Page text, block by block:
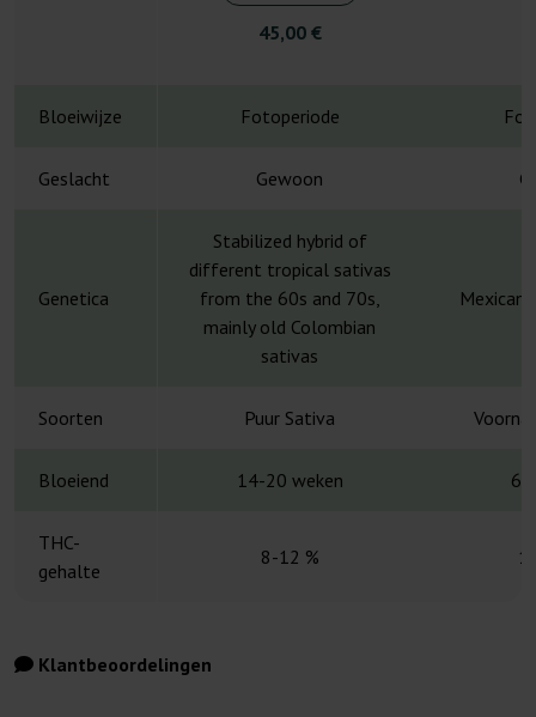
45,00 €
Bloeiwijze Fotoperiode
Geslacht Gewoon
Genetica
Stabilized hybrid of
different tropical sativas
from the 60s and 70s,
mainly old Colombian
sativas
Mexican
Soorten Puur Sativa
Bloeiend 14-20 weken 6-
THC-
gehalte
8-12 %
Klantbeoordelingen